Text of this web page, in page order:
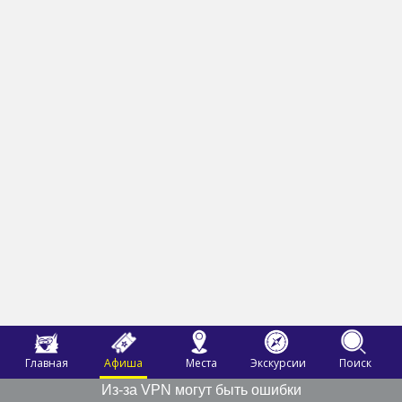
Главная Афиша Места Экскурсии
Поиск
Из-за VPN могут быть ошибки